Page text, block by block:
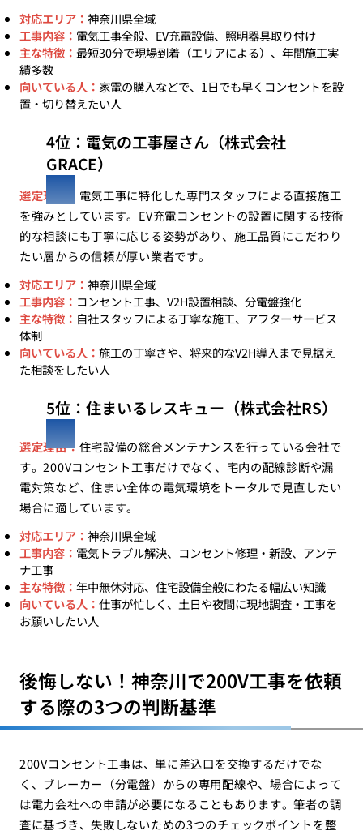
対応エリア： 神奈川県全域
工事内容： 電気工事全般、EV充電設備、照明器具取り付け
主な特徴： 最短30分で現場到着（エリアによる）、年間施工実
績多数
向いている人： 家電の購入などで、1日でも早くコンセントを設
置・切り替えたい人
4位：電気の工事屋さん（株式会社
GRACE）
選定理由： 電気工事に特化した専門スタッフによる直接施工
を強みとしています。EV充電コンセントの設置に関する技術
的な相談にも丁寧に応じる姿勢があり、施工品質にこだわり
たい層からの信頼が厚い業者です。
対応エリア： 神奈川県全域
工事内容： コンセント工事、V2H設置相談、分電盤強化
主な特徴： 自社スタッフによる丁寧な施工、アフターサービス
体制
向いている人： 施工の丁寧さや、将来的なV2H導入まで見据え
た相談をしたい人
5位：住まいるレスキュー（株式会社RS）
選定理由： 住宅設備の総合メンテナンスを行っている会社で
す。200Vコンセント工事だけでなく、宅内の配線診断や漏
電対策など、住まい全体の電気環境をトータルで見直したい
場合に適しています。
対応エリア： 神奈川県全域
工事内容： 電気トラブル解決、コンセント修理・新設、アンテ
ナ工事
主な特徴： 年中無休対応、住宅設備全般にわたる幅広い知識
向いている人： 仕事が忙しく、土日や夜間に現地調査・工事を
お願いしたい人
後悔しない！神奈川で200V工事を依頼
する際の3つの判断基準
200Vコンセント工事は、単に差込口を交換するだけでな
く、ブレーカー（分電盤）からの専用配線や、場合によって
は電力会社への申請が必要になることもあります。筆者の調
査に基づき、失敗しないための3つのチェックポイントを整